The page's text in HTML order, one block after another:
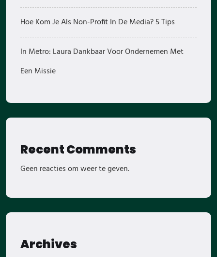
Hoe Kom Je Als Non-Profit In De Media? 5 Tips
In Metro: Laura Dankbaar Voor Ondernemen Met
Een Missie
Recent Comments
Geen reacties om weer te geven.
Archives